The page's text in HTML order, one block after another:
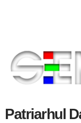
Patriarhul